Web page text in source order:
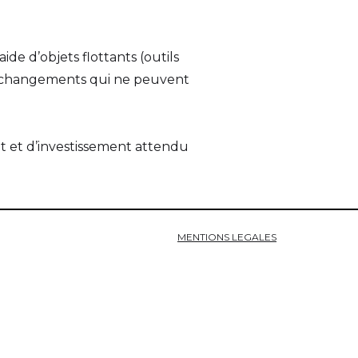
d’objets flottants (outils
qui ne peuvent
et d’investissement attendu
MENTIONS LEGALES